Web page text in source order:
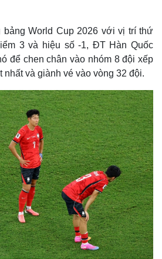
bảng World Cup 2026 với vị trí thứ
3 và hiệu số -1, ĐT Hàn Quốc
để chen chân vào nhóm 8 đội xếp
nhất và giành vé vào vòng 32 đội.